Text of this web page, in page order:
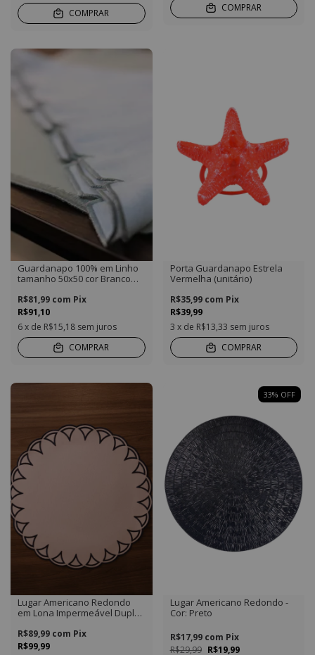
COMPRAR
COMPRAR
Guardanapo 100% em Linho
tamanho 50x50 cor Branco
R$91,10
R$81,99 com Pix
6x de R$15,18 sem juros
COMPRAR
Porta Guardanapo Estrela
Vermelha (unitário)
R$39,99
R$35,99 com Pix
3 x de R$13,33 sem juros
COMPRAR
Lugar Americano Redondo
em Lona Impermeável Duplo
Marinho
R$99,99
R$89,99 com Pix
33% OFF
Lugar Americano Redondo -
Cor: Preto
R$29,99 R$19,99
R$17,99 com Pix